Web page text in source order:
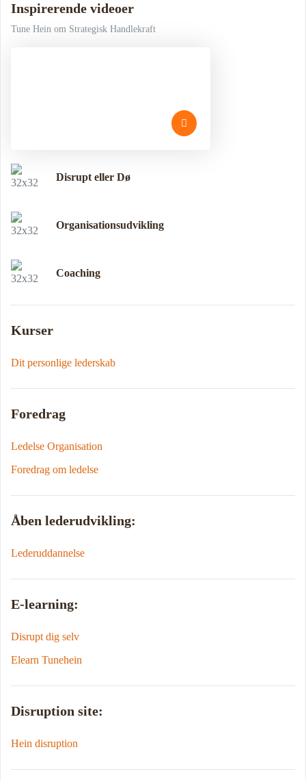
Inspirerende videoer
Tune Hein om Strategisk Handlekraft
Disrupt eller Dø
Organisationsudvikling
Coaching
Kurser
Dit personlige lederskab
Foredrag
Ledelse Organisation
Foredrag om ledelse
Åben lederudvikling:
Lederuddannelse
E-learning:
Disrupt dig selv
Elearn Tunehein
Disruption site:
Hein disruption